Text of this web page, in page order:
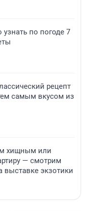
по погоде 7
рецепт
самым вкусом из
хищным или
— смотрим
выставке экзотики